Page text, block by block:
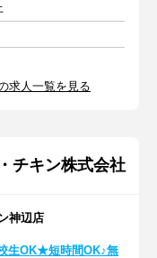
求人一覧を見る
チキン株式会社
神辺店
生OK★短時間OK♪無